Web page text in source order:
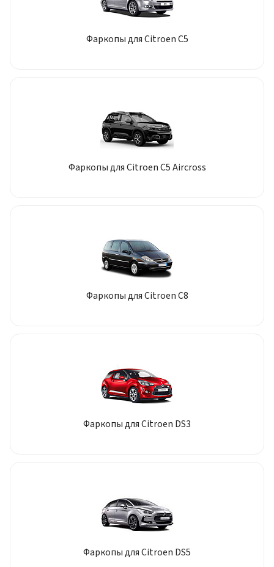
Фаркопы для Citroen C5
Фаркопы для Citroen C5 Aircross
Фаркопы для Citroen C8
Фаркопы для Citroen DS3
Фаркопы для Citroen DS5